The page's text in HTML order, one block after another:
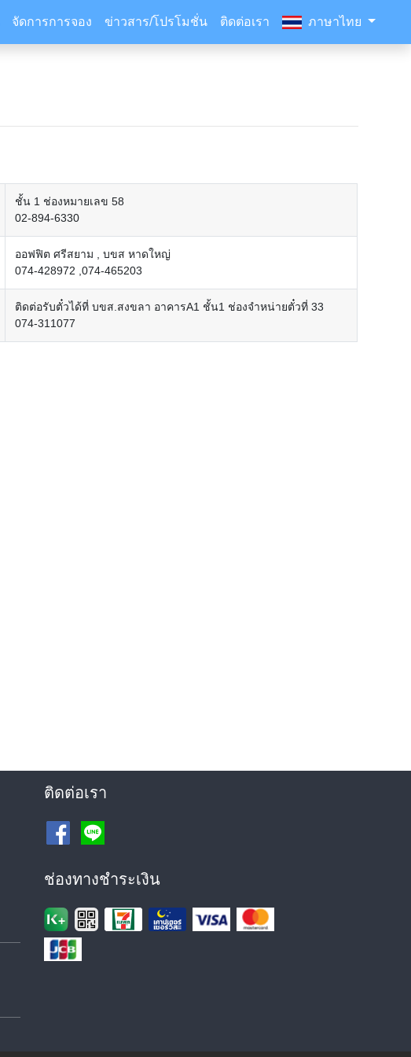
จัดการการจอง ข่าวสาร/โปรโมชั่น ติดต่อเรา ภาษาไทย
ชั้น 1 ช่องหมายเลข 58
02-894-6330
ออฟฟิต ศรีสยาม , บขส หาดใหญ่
074-428972 ,074-465203
ติดต่อรับตั๋วได้ที่ บขส.สงขลา อาคารA1 ชั้น1 ช่องจำหน่ายตั๋วที่ 33
074-311077
ติดต่อเรา
ช่องทางชำระเงิน